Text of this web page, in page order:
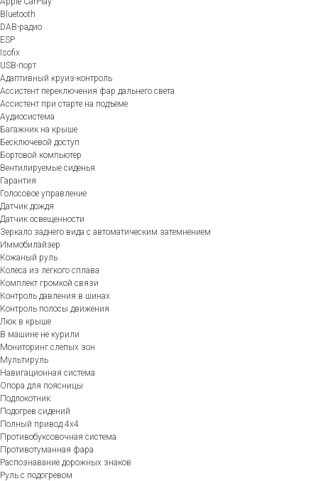
Bluetooth
DAB-радио
ESP
Isofix
USB-порт
Адаптивный круиз-контроль
Ассистент переключения фар дальнего света
Ассистент при старте на подъеме
Аудиосистема
Багажник на крыше
Бесключевой доступ
Бортовой компьютер
Вентилируемые сиденья
Гарантия
Голосовое управление
Датчик дождя
Датчик освещенности
Зеркало заднего вида с автоматическим затемнением
Иммобилайзер
Кожаный руль
Колеса из легкого сплава
Комплект громкой связи
Контроль давления в шинах
Контроль полосы движения
Люк в крыше
В машине не курили
Мониторинг слепых зон
Мультируль
Навигационная система
Опора для поясницы
Подлокотник
Подогрев сидений
Полный привод 4х4
Противобуксовочная система
Противотуманная фара
Распознавание дорожных знаков
Руль с подогревом